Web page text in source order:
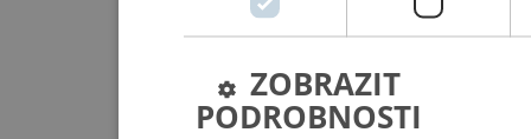
ZOBRAZIT
PODROBNOSTI